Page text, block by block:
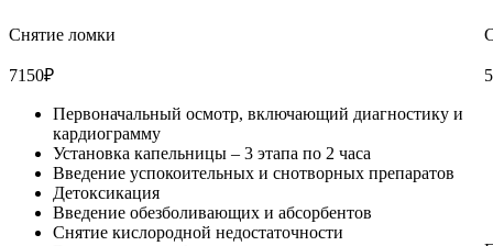
Снятие ломки
7150₽
Первоначальный осмотр, включающий диагностику и
кардиограмму
Установка капельницы – 3 этапа по 2 часа
Введение успокоительных и снотворных препаратов
Детоксикация
Введение обезболивающих и абсорбентов
Снятие кислородной недостаточности